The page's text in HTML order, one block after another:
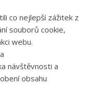
co nejlepší zážitek z
souborů cookie,
webu.
návštěvnosti a
obsahu